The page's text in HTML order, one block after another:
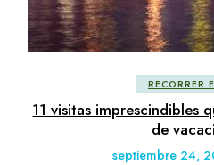
RECORRER
11 visitas imprescindibles
de
septiembre 24,